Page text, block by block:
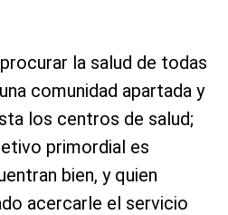
la salud de todas
comunidad apartada y
los centros de salud;
primordial es
bien, y quien
acercarle el servicio